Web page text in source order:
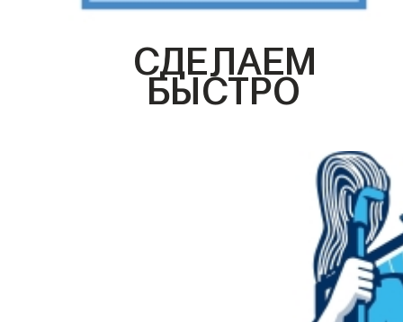
СДЕЛАЕМ
БЫСТРО